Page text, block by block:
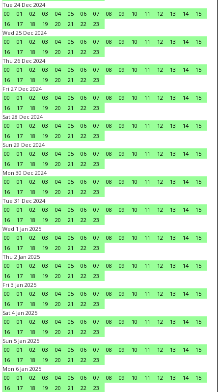
Tue 24 Dec 2024
00
01 02 03 04 05 06 07 08 09 10 11 12 13 14
15
16
17 18 19 20 21 22
23
Wed 25 Dec 2024
00
01 02 03 04 05 06 07 08 09 10 11 12 13 14
15
16
17 18 19 20 21 22
23
Thu 26 Dec 2024
00
01 02 03 04 05 06 07 08 09 10 11 12 13 14
15
16
17 18 19 20 21 22
23
Fri 27 Dec 2024
00
01 02 03 04 05 06 07 08 09 10 11 12 13 14
15
16
17 18 19 20 21 22
23
Sat 28 Dec 2024
00
01 02 03 04 05 06 07 08 09 10 11 12 13 14
15
16
17 18 19 20 21 22
23
Sun 29 Dec 2024
00
01 02 03 04 05 06 07 08 09 10 11 12 13 14
15
16
17 18 19 20 21 22
23
Mon 30 Dec 2024
00
01 02 03 04 05 06 07 08 09 10 11 12 13 14
15
16
17 18 19 20 21 22
23
Tue 31 Dec 2024
00
01 02 03 04 05 06 07 08 09 10 11 12 13 14
15
16
17 18 19 20 21 22
23
Wed 1 Jan 2025
00
01 02 03 04 05 06 07 08 09 10 11 12 13 14
15
16
17 18 19 20 21 22
23
Thu 2 Jan 2025
00
01 02 03 04 05 06 07 08 09 10 11 12 13 14
15
16
17 18 19 20 21 22
23
Fri 3 Jan 2025
00
01 02 03 04 05 06 07 08 09 10 11 12 13 14
15
16
17 18 19 20 21 22
23
Sat 4 Jan 2025
00
01 02 03 04 05 06 07 08 09 10 11 12 13 14
15
16
17 18 19 20 21 22
23
Sun 5 Jan 2025
00
01 02 03 04 05 06 07 08 09 10 11 12 13 14
15
16
17 18 19 20 21 22
23
Mon 6 Jan 2025
00
01 02 03 04 05 06 07 08 09 10 11 12 13 14
15
16
17 18 19 20 21 22
23